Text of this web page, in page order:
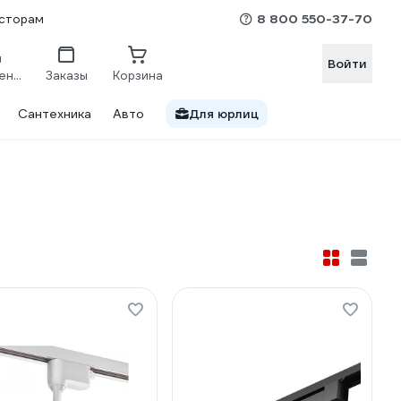
8 800 550-37-70
Сравнение Заказы Корзина
Войти
Сантехника Авто Для юрлиц